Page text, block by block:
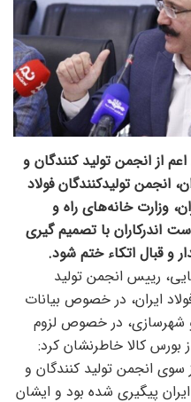
از انجمن تولید کنندگان و
انجمن تولیدکنندگان فولاد
وزارت خانه‌های راه و
اندرکاران با تصمیم گیری
و قبال اتکاء ختم شود.
رییس انجمن تولید
ایران، در خصوص بیانات
و شهرسازی، در خصوص لزوم
کالا خاطرنشان کرد:
سوی انجمن تولید کنندگان و
پیگیری شده بود و ایشان